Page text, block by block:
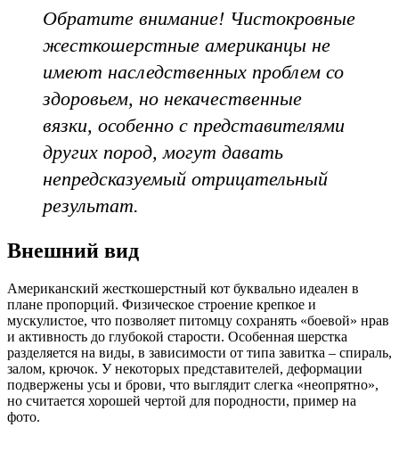
Обратите внимание! Чистокровные
жесткошерстные американцы не
имеют наследственных проблем со
здоровьем, но некачественные
вязки, особенно с представителями
других пород, могут давать
непредсказуемый отрицательный
результат.
Внешний вид
Американский жесткошерстный кот буквально идеален в
плане пропорций. Физическое строение крепкое и
мускулистое, что позволяет питомцу сохранять «боевой» нрав
и активность до глубокой старости. Особенная шерстка
разделяется на виды, в зависимости от типа завитка – спираль,
залом, крючок. У некоторых представителей, деформации
подвержены усы и брови, что выглядит слегка «неопрятно»,
но считается хорошей чертой для породности, пример на
фото.